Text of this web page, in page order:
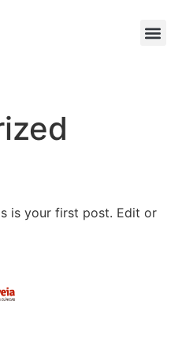
is your first post. Edit or